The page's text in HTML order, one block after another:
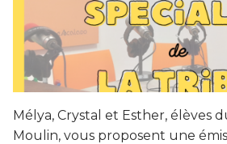
Mélya, Crystal et Esther, élèves
Moulin, vous proposent une